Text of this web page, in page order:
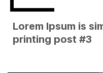
Lorem Ipsum is
printing post #3